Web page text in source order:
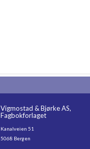
Vigmostad & Bjørke AS,
Fagbokforlaget
Kanalveien 51
5068 Bergen